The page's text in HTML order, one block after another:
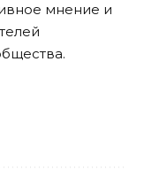
мнение и